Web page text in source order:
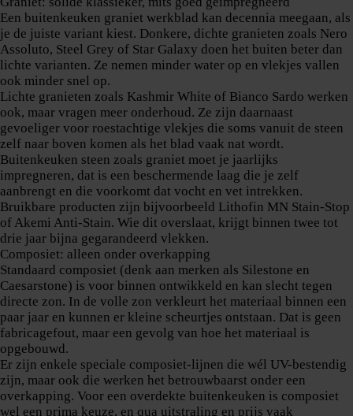
Een buitenkeuken graniet werkblad kan decennia meegaan, als
je de juiste variant kiest. Donkere, dichte granieten zoals Nero
Assoluto, Steel Grey of Star Galaxy doen het buiten beter dan
lichte varianten. Ze nemen minder water op en vlekjes vallen
ook minder snel op.
Lichte granieten zoals Kashmir White of Bianco Sardo werken
ook, maar vragen meer onderhoud. Ze zijn daarnaast
gevoeliger voor roestachtige vlekjes die soms vanuit de steen
zelf naar boven komen als het blad vaak nat wordt.
Buitenkeuken steen zoals graniet moet je jaarlijks
impregneren, dat is een beschermende laag die je zelf
aanbrengt en die voorkomt dat vocht en vet intrekken.
Bruikbare producten zijn bijvoorbeeld Lithofin MN Stain-Stop
of Akemi Anti-Stain. Wie dit overslaat, krijgt binnen twee tot
drie jaar bijna gegarandeerd vlekken.
Composiet: alleen onder overkapping
Standaard composiet (denk aan merken als Silestone en
Caesarstone) is voor binnen ontwikkeld en kan slecht tegen
directe zon. In de volle zon verkleurt het materiaal binnen een
paar jaar en kunnen er kleine scheurtjes ontstaan. Dat is geen
fabricagefout, maar een gevolg van hoe het materiaal is
opgebouwd.
Er zijn enkele speciale composiet-lijnen die wél UV-bestendig
zijn, maar ook die werken het betrouwbaarst onder een
overkapping. Voor een overdekte buitenkeuken is composiet
wel een prima keuze, en qua uitstraling en prijs vaak